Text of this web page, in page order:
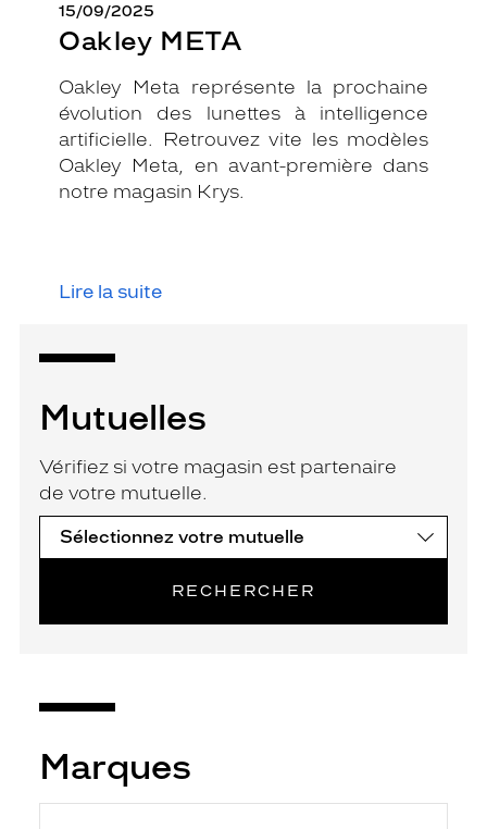
15/09/2025
Oakley META
Oakley Meta représente la prochaine
évolution des lunettes à intelligence
artificielle. Retrouvez vite les modèles
Oakley Meta, en avant-première dans
notre magasin Krys.
Lire la suite
Mutuelles
Vérifiez si votre magasin est partenaire
de votre mutuelle.
RECHERCHER
Marques